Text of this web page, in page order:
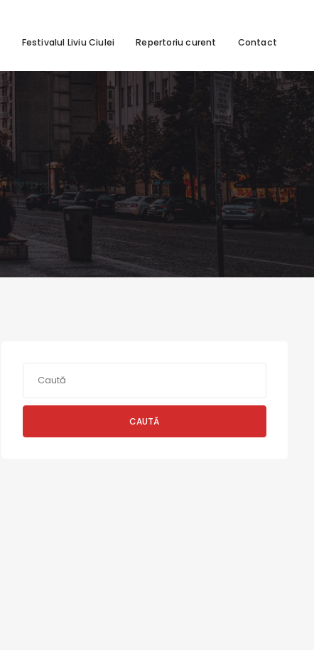
Festivalul Liviu Ciulei Repertoriu curent Contact
CAUTĂ